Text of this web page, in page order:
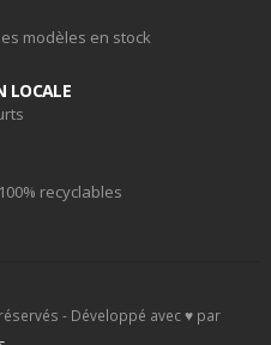
modèles en stock
LOCALE
recyclables
- Développé avec ♥ par